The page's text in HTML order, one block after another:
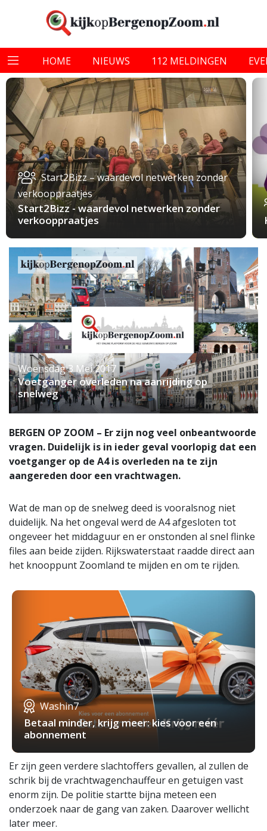
HOME NIEUWS 112 MELDINGEN
Start2Bizz – waardevol netwerken zonder
verkooppraatjes
Start2Bizz - waardevol netwerken zonder
verkooppraatjes
Woensdag 3 Mei 2017
Voetganger overleden na aanrijding op
snelweg
BERGEN OP ZOOM – Er zijn nog veel onbeantwoorde
vragen. Duidelijk is in ieder geval voorlopig dat een
voetganger op de A4 is overleden na te zijn
aangereden door een vrachtwagen.
Wat de man op de snelweg deed is vooralsnog niet
duidelijk. Na het ongeval werd de A4 afgesloten tot
ongeveer het middaguur en er onstonden al snel flinke
files aan beide zijden. Rijkswaterstaat raadde direct aan
het knooppunt Zoomland te mijden en om te rijden.
Washin7
Betaal minder, krijg meer: kies voor een
abonnement
Er zijn geen verdere slachtoffers gevallen, al zullen de
schrik bij de vrachtwagenchauffeur en getuigen vast
enorm zijn. De politie startte bijna meteen een
onderzoek naar de gang van zaken. Daarover wellicht
later meer.